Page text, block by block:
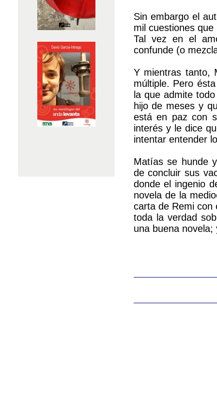
Sin embargo el
mil cuestiones
Tal vez en el
confunde (o
Y mientras tanto,
múltiple. Pero
la que admite
hijo de meses y
está en paz con
interés y le dice
intentar entender
Matías se hunde
de concluir sus
donde el ingenio
novela de la
carta de Remi con
toda la verdad
una buena